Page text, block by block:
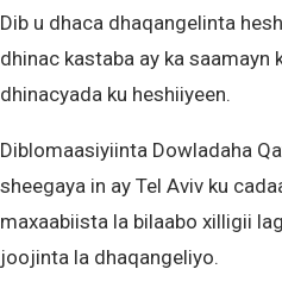
Dib u dhaca dhaqangelinta
dhinac kastaba ay ka saamayn
dhinacyada ku heshiiyeen.
Diblomaasiyiinta Dowladaha
sheegaya in ay Tel Aviv ku
maxaabiista la bilaabo xilligii
joojinta la dhaqangeliyo.